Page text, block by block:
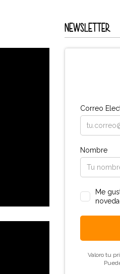
NEWSLETTER